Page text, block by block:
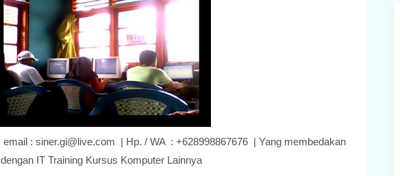
: siner.gi@live.com | Hp. / WA : +628998867676 | Yang membedakan
dengan IT Training Kursus Komputer Lainnya